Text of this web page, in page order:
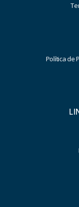
Política de